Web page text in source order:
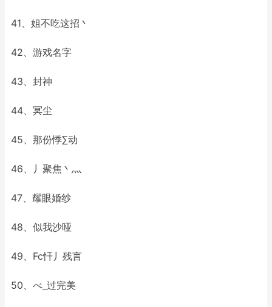
41、姐不吃这招丶
42、游戏名字
43、封神
44、冥尘
45、那份悸∑动
46、丿聚焦丶灬
47、耀眼婚纱
48、似我沙哑
49、Fc忏丿残言
50、べ_过完美